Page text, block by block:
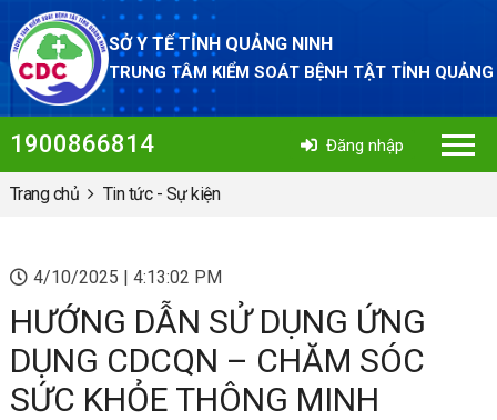
SỞ Y TẾ TỈNH QUẢNG NINH
TRUNG TÂM KIỂM SOÁT BỆNH TẬT TỈNH
Đăng nhập
1900866814
Trang chủ Tin tức - Sự kiện
4/10/2025 | 4:13:02 PM
HƯỚNG DẪN SỬ DỤNG ỨNG
DỤNG CDCQN – CHĂM SÓC
SỨC KHỎE THÔNG MINH